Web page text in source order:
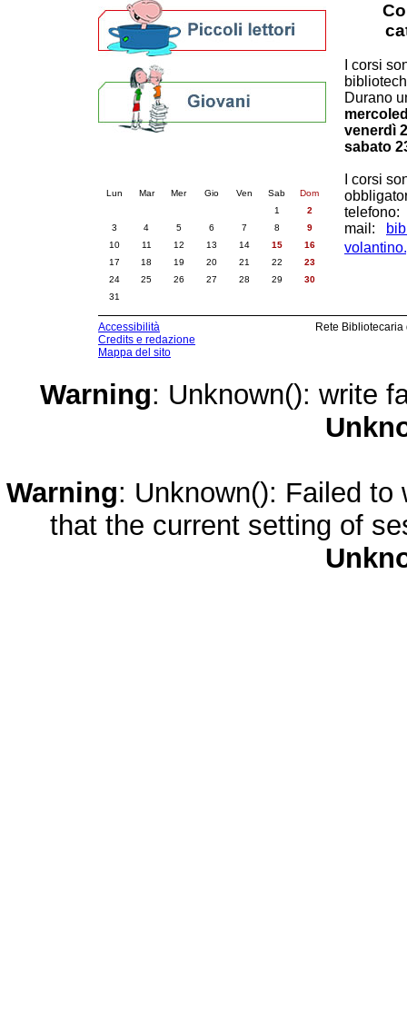
I corsi
Durano
venerdì
sabato
I corsi
telefono:
mail:
Lun Mar Mer Gio Ven Sab
Dom
1
2
3
4 5 6 7 8
9
10
11 12 13 14 15
16
17
18 19 20 21 22
23
24
25 26 27 28 29
30
31
Accessibilità
Credits e redazione
Mappa del sito
Rete
Warning: Unknown(): write
Warning: Unknown(): Failed
that the current setting of